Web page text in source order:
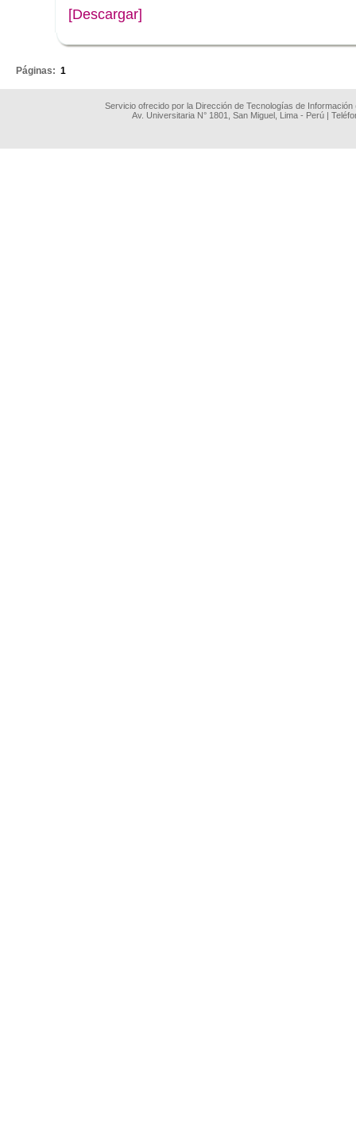
[Descargar]
Páginas: 1
Servicio ofrecido por la Dirección de Tecnologías de
Av. Universitaria N° 1801, San Miguel, Lima - Perú |